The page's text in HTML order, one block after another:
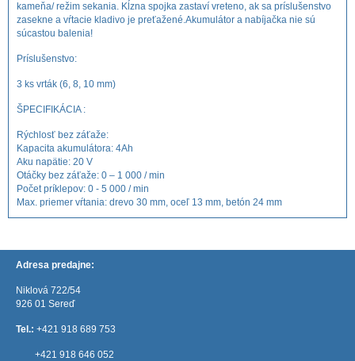
kameňa/ režim sekania. Kĺzna spojka zastaví vreteno, ak sa príslušenstvo
zasekne a vŕtacie kladivo je preťažené.Akumulátor a nabíjačka nie sú
súcastou balenia!
Príslušenstvo:
3 ks vrták (6, 8, 10 mm)
ŠPECIFIKÁCIA :
Rýchlosť bez záťaže:
Kapacita akumulátora: 4Ah
Aku napätie: 20 V
Otáčky bez záťaže: 0 – 1 000 / min
Počet príklepov: 0 - 5 000 / min
Max. priemer vŕtania: drevo 30 mm, oceľ 13 mm, betón 24 mm
Adresa predajne:
Niklová 722/54
926 01 Sereď
Tel.: +421 918 689 753
+421 918 646 052